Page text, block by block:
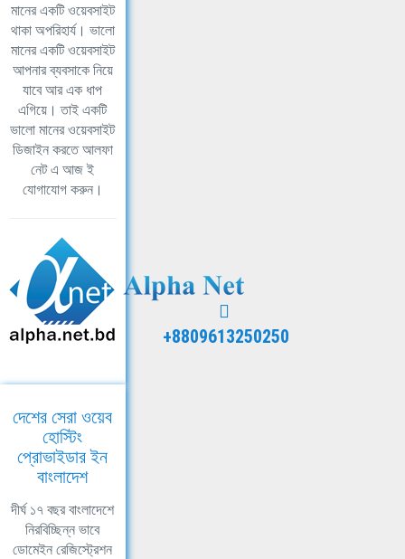
মানের একটি ওয়েবসাইট
থাকা অপরিহার্য। ভালো
মানের একটি ওয়েবসাইট
আপনার ব্যবসাকে নিয়ে
যাবে আর এক ধাপ
এগিয়ে। তাই একটি
ভালো মানের ওয়েবসাইট
ডিজাইন করতে আলফা
নেট এ আজ ই
যোগাযোগ করুন।
+8809613250250
দেশের সেরা ওয়েব
হোস্টিং
প্রোভাইডার ইন
বাংলাদেশ
দীর্ঘ ১৭ বছর বাংলাদেশে
নিরবিচ্ছিন্ন ভাবে
ডোমেইন রেজিস্ট্রেশন